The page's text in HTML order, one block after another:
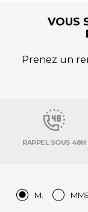
VOUS
Prenez un
RAPPEL SOUS 48H
M.